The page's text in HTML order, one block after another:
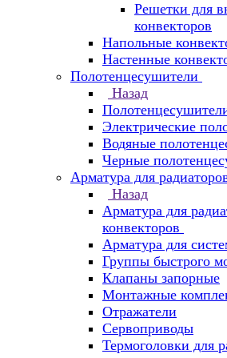
Решетки для
конвекторов
Напольные
Настенные
Полотенцесушители
Назад
Электрические
Водяные
Черные
Арматура для
Назад
Арматура для
конвекторов
Арматура для
Группы быстрого
Клапаны запорные
Монтажные
Отражатели
Сервоприводы
Термоголовки для